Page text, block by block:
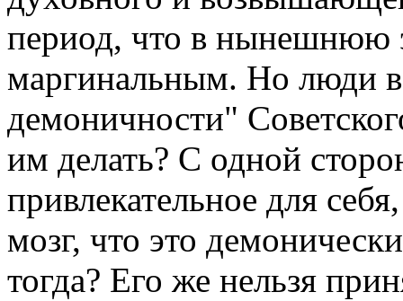
период, что в нынешнюю
маргинальным. Но люди
демоничности"
им делать? С одной
привлекательное для
мозг, что это
тогда? Его же нельзя